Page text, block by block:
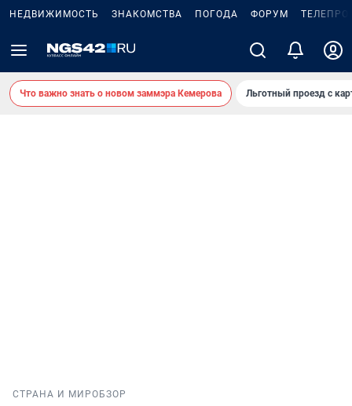
НЕДВИЖИМОСТЬ ЗНАКОМСТВА ПОГОДА ФОРУМ
Что важно знать о новом заммэра Кемерова Льготный проезд с
СТРАНА И МИРОБЗОР